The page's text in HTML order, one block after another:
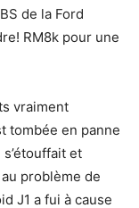
de la Ford
RM8k pour une
vraiment
tombée en panne
et
problème de
J1 a fui à cause